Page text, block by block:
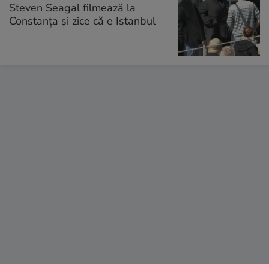
Steven Seagal filmează la
Constanţa și zice că e Istanbul